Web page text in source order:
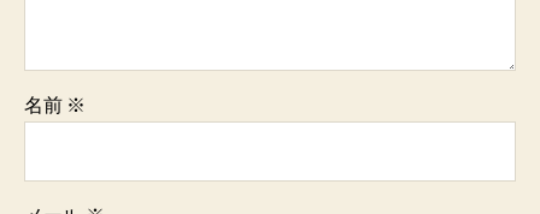
名前 ※